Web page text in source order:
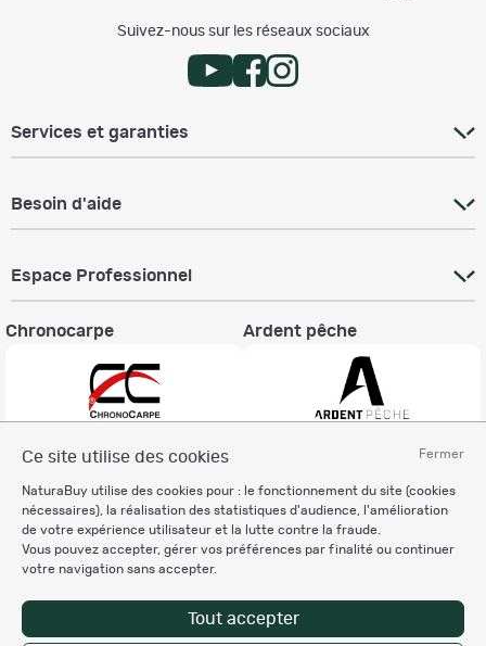
Fermer
Ce site utilise des cookies
NaturaBuy utilise des cookies pour : le fonctionnement du site (cookies
nécessaires), la réalisation des statistiques d'audience, l'amélioration
de votre expérience utilisateur et la lutte contre la fraude.
Vous pouvez accepter, gérer vos préférences par finalité ou continuer
votre navigation sans accepter.
Tout accepter
Suivez-nous sur les réseaux sociaux
Services et garanties
Besoin d'aide
Espace Professionnel
Chronocarpe Ardent pêche
Charte éthique
Mentions légales
Règlement & Conditions d'utilisation
Politique de protection
des données personnelles
Personnalisation des cookies